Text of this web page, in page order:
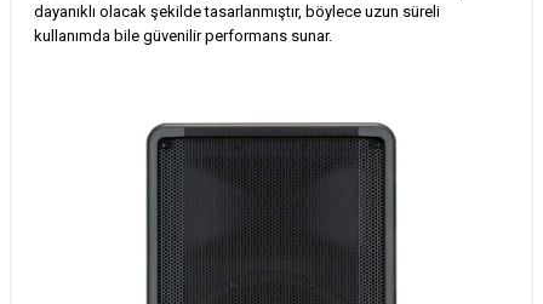
dayanıklı olacak şekilde tasarlanmıştır, böylece uzun süreli
kullanımda bile güvenilir performans sunar.